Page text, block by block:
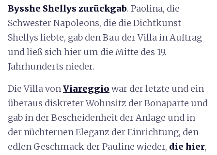
Bysshe Shellys zurückgab. Paolina, die
Schwester Napoleons, die die Dichtkunst
Shellys liebte, gab den Bau der Villa in Auftrag
und ließ sich hier um die Mitte des 19.
Jahrhunderts nieder.
Die Villa vonViareggio war der letzte und ein
überaus diskreter Wohnsitz der Bonaparte und
gab in der Bescheidenheit der Anlage und in
der nüchternen Eleganz der Einrichtung, den
edlen Geschmack der Pauline wieder, die hier,